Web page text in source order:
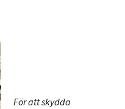
För att skydda